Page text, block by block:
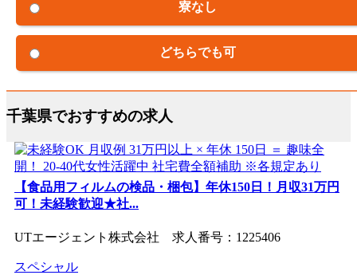
寮なし
どちらでも可
千葉県でおすすめの求人
【食品用フィルムの検品・梱包】年休150日！月収31万円
可！未経験歓迎★社...
UTエージェント株式会社 求人番号：1225406
スペシャル